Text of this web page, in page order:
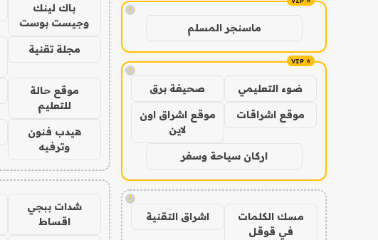
!
ماسنجر المسلم
!
ضوء التعليمي صحيفة برق
موقع اشراقات
موقع اشراق اون
لاين
اركان سياحة وسفر
!
مسك الكلمات
في قوقل
اشراق التقنية
باك لينك
وجيست بوست
مجلة تقنية
موقع حالة
للتعليم
هيدب فنون
وترفيه
شدات ببجي
اقساط